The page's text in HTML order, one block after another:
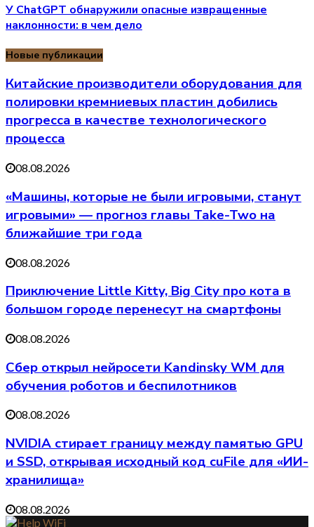
У ChatGPT обнаружили опасные извращенные
наклонности: в чем дело
Новые публикации
Китайские производители оборудования для
полировки кремниевых пластин добились
прогресса в качестве технологического
процесса
08.08.2026
«Машины, которые не были игровыми, станут
игровыми» — прогноз главы Take-Two на
ближайшие три года
08.08.2026
Приключение Little Kitty, Big City про кота в
большом городе перенесут на смартфоны
08.08.2026
Сбер открыл нейросети Kandinsky WM для
обучения роботов и беспилотников
08.08.2026
NVIDIA стирает границу между памятью GPU
и SSD, открывая исходный код cuFile для «ИИ-
хранилища»
08.08.2026